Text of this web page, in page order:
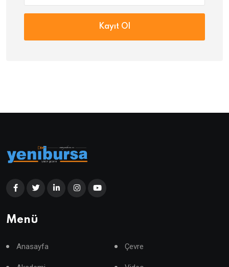
Kayıt Ol
Menü
Anasayfa Çevre